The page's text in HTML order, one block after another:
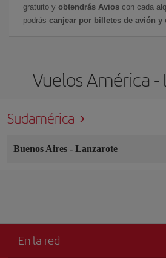
gratuito y obtendrás Avios con cada
podrás canjear por billetes de avión y
Vuelos América -
Sudamérica
Buenos Aires - Lanzarote
En la red